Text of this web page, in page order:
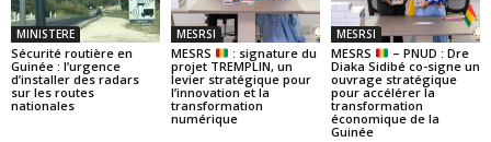
MINISTERE
Sécurité routière en
Guinée : l’urgence
d’installer des radars
sur les routes
nationales
MESRSI
MESRS
: signature du
projet TREMPLIN, un
levier stratégique pour
l’innovation et la
transformation
numérique
MESRSI
MESRS
– PNUD : Dre
Diaka Sidibé co-signe un
ouvrage stratégique
pour accélérer la
transformation
économique de la
Guinée